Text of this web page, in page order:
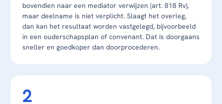
bovendien naar een mediator verwijzen (art. 818 Rv),
maar deelname is niet verplicht. Slaagt het overleg,
dan kan het resultaat worden vastgelegd, bijvoorbeeld
in een ouderschapsplan of convenant. Dat is doorgaans
sneller en goedkoper dan doorprocederen.